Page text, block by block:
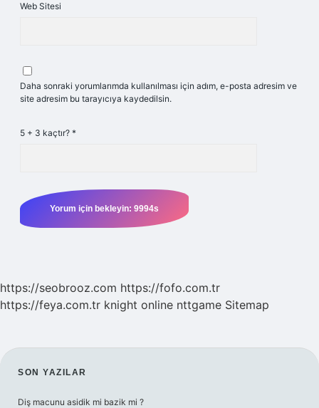
Web Sitesi
Daha sonraki yorumlarımda kullanılması için adım, e-posta adresim ve
site adresim bu tarayıcıya kaydedilsin.
5 + 3 kaçtır? *
https://seobrooz.com https://fofo.com.tr
https://feya.com.tr knight online nttgame Sitemap
SIDEBAR
SON YAZILAR
Diş macunu asidik mi bazik mi ?